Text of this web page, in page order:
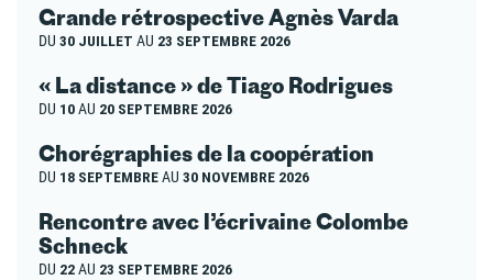
Grande rétrospective Agnès Varda
DU 30 JUILLET AU 23 SEPTEMBRE 2026
« La distance » de Tiago Rodrigues
DU 10AU 20 SEPTEMBRE 2026
Chorégraphies de la coopération
DU 18 SEPTEMBREAU 30 NOVEMBRE 2026
Rencontre avec l’écrivaine Colombe
Schneck
DU 22AU 23 SEPTEMBRE 2026